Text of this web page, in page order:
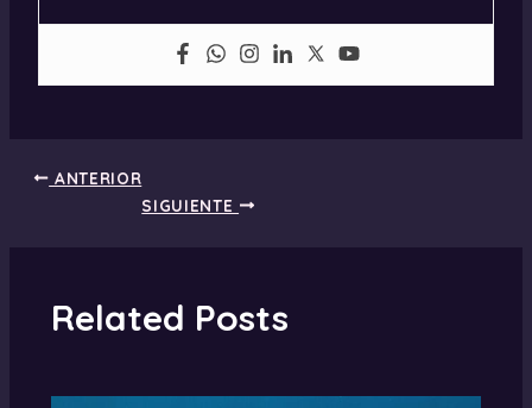
ANTERIOR
SIGUIENTE
Related Posts